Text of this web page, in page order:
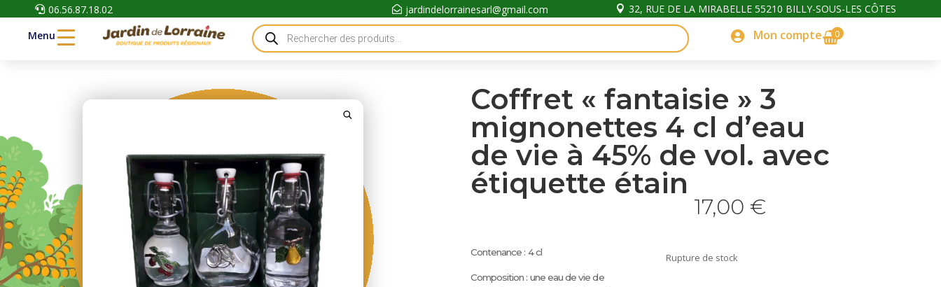
 06.56.87.18.02  jardindelorrainesarl@gmail.com  32, RUE DE LA MIRABELLE 55210 BILLY-SOUS-LES CÔTES
Menu
Recherche
de
produits
0
 Mon compte
Coffret « fantaisie » 3
mignonettes 4 cl d’eau
de vie à 45% de vol. avec
étiquette étain
Contenance : 4 cl
Composition : une eau de vie de
17,00 €
Rupture de stock